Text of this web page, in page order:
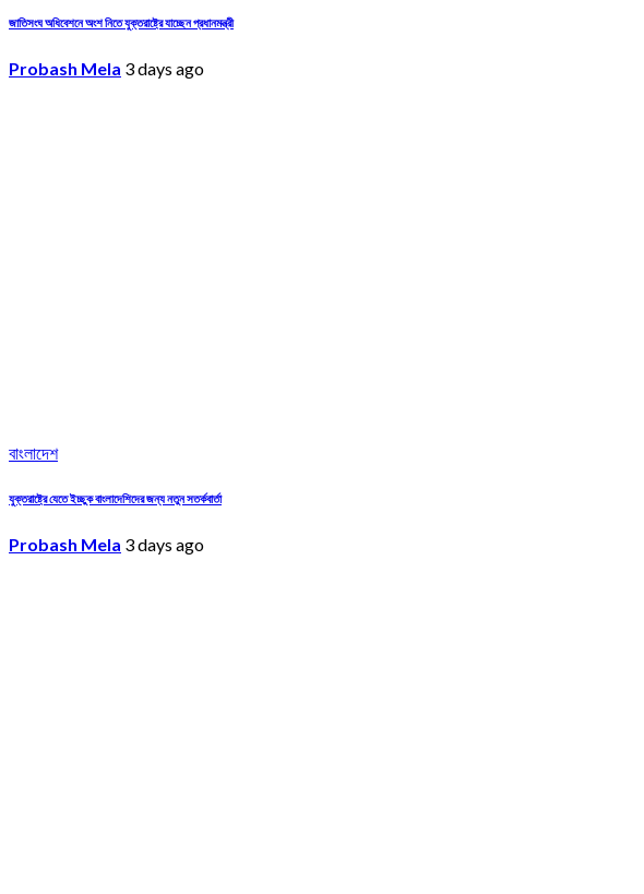
জাতিসংঘ অধিবেশনে অংশ নিতে যুক্তরাষ্ট্রে যাচ্ছেন প্রধানমন্ত্রী
Probash Mela 3 days ago
বাংলাদেশ
যুক্তরাষ্ট্রে যেতে ইচ্ছুক বাংলাদেশিদের জন্য নতুন সতর্কবার্তা
Probash Mela 3 days ago